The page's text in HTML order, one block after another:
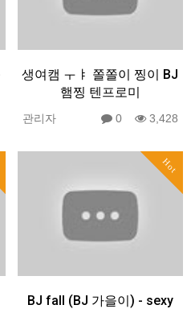
생여캠 ㅜㅑ 쫄쫄이 찡이 BJ
햄찡 텐프로미
관리자 0 3,428
Hot
BJ fall (BJ 가을이) - sexy